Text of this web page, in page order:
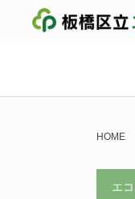
HOME
エ